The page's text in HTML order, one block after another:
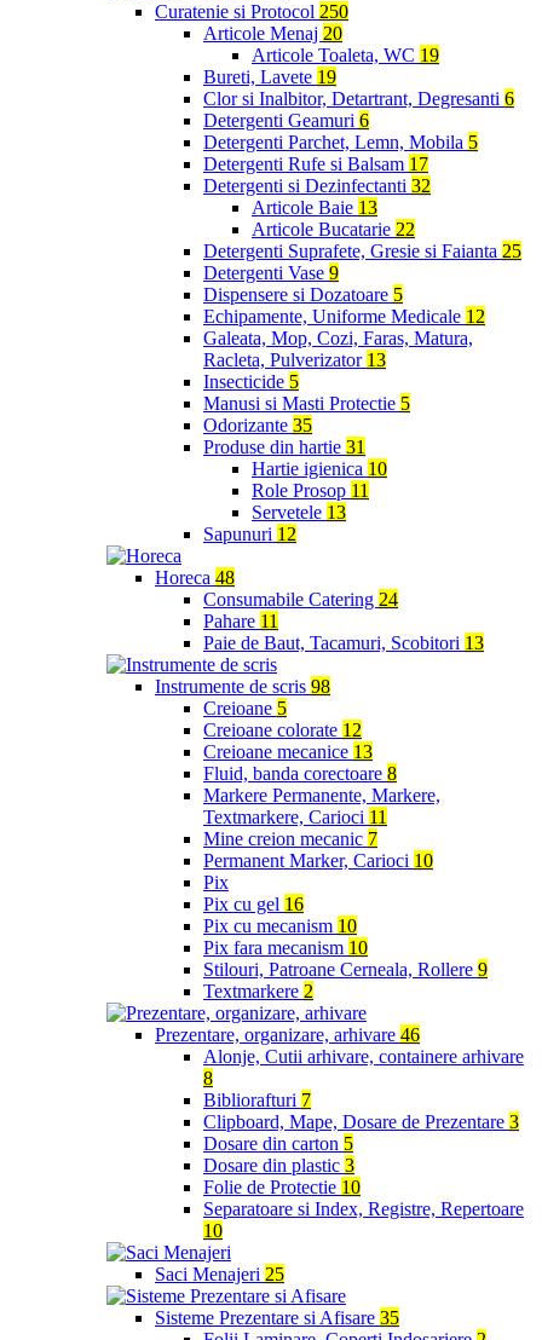
Curatenie si Protocol 250
Articole Menaj 20
Articole Toaleta, WC 19
Bureti, Lavete 19
Clor si Inalbitor, Detartrant, Degresanti 6
Detergenti Geamuri 6
Detergenti Parchet, Lemn, Mobila 5
Detergenti Rufe si Balsam 17
Detergenti si Dezinfectanti 32
Articole Baie 13
Articole Bucatarie 22
Detergenti Suprafete, Gresie si Faianta 25
Detergenti Vase 9
Dispensere si Dozatoare 5
Echipamente, Uniforme Medicale 12
Galeata, Mop, Cozi, Faras, Matura,
Racleta, Pulverizator 13
Insecticide 5
Manusi si Masti Protectie 5
Odorizante 35
Produse din hartie 31
Hartie igienica 10
Role Prosop 11
Servetele 13
Sapunuri 12
Horeca 48
Consumabile Catering 24
Pahare 11
Paie de Baut, Tacamuri, Scobitori 13
Instrumente de scris 98
Creioane 5
Creioane colorate 12
Creioane mecanice 13
Fluid, banda corectoare 8
Markere Permanente, Markere,
Textmarkere, Carioci 11
Mine creion mecanic 7
Permanent Marker, Carioci 10
Pix
Pix cu gel 16
Pix cu mecanism 10
Pix fara mecanism 10
Stilouri, Patroane Cerneala, Rollere 9
Textmarkere 2
Prezentare, organizare, arhivare 46
Alonje, Cutii arhivare, containere arhivare
8
Bibliorafturi 7
Clipboard, Mape, Dosare de Prezentare 3
Dosare din carton 5
Dosare din plastic 3
Folie de Protectie 10
Separatoare si Index, Registre, Repertoare
10
Saci Menajeri 25
Sisteme Prezentare si Afisare 35